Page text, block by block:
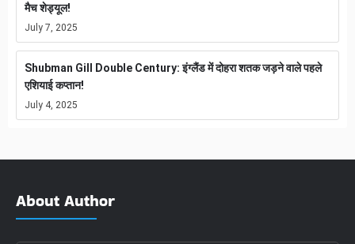
मैच शेड्यूल!
July 7, 2025
Shubman Gill Double Century: इंग्लैंड में दोहरा शतक जड़ने वाले पहले
एशियाई कप्तान!
July 4, 2025
About Author